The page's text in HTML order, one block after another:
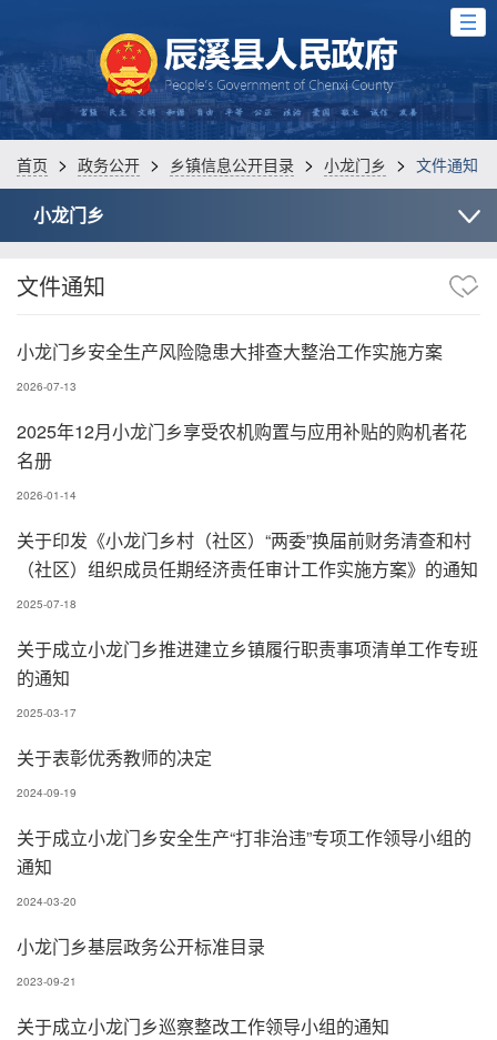
首页 > 政务公开 > 乡镇信息公开目录 > 小龙门乡 > 文件通知
小龙门乡
文件通知
小龙门乡安全生产风险隐患大排查大整治工作实施方案
2026-07-13
2025年12月小龙门乡享受农机购置与应用补贴的购机者花
名册
2026-01-14
关于印发《小龙门乡村（社区）“两委”换届前财务清查和村
（社区）组织成员任期经济责任审计工作实施方案》的通知
2025-07-18
关于成立小龙门乡推进建立乡镇履行职责事项清单工作专班
的通知
2025-03-17
关于表彰优秀教师的决定
2024-09-19
关于成立小龙门乡安全生产“打非治违”专项工作领导小组的
通知
2024-03-20
小龙门乡基层政务公开标准目录
2023-09-21
关于成立小龙门乡巡察整改工作领导小组的通知